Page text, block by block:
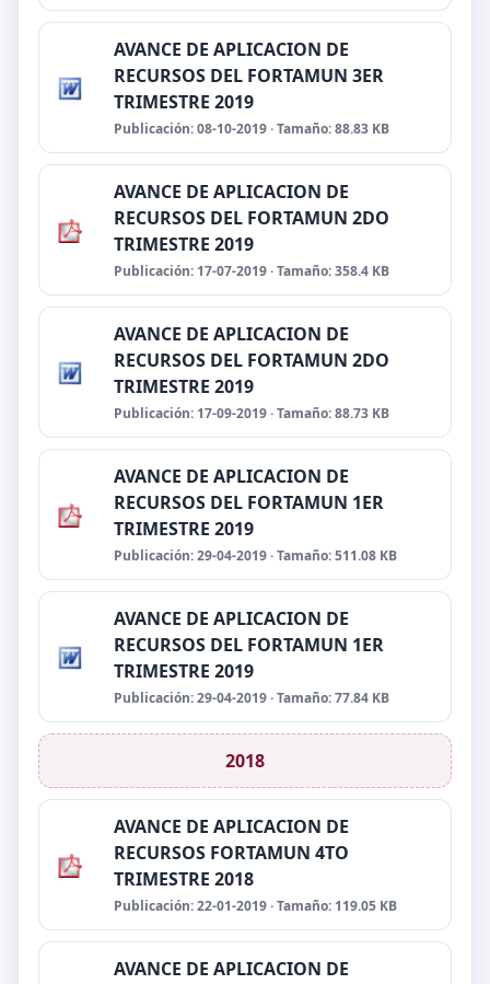
AVANCE DE APLICACION DE
RECURSOS DEL FORTAMUN 3ER
TRIMESTRE 2019
Publicación: 08-10-2019 · Tamaño: 88.83 KB
AVANCE DE APLICACION DE
RECURSOS DEL FORTAMUN 2DO
TRIMESTRE 2019
Publicación: 17-07-2019 · Tamaño: 358.4 KB
AVANCE DE APLICACION DE
RECURSOS DEL FORTAMUN 2DO
TRIMESTRE 2019
Publicación: 17-09-2019 · Tamaño: 88.73 KB
AVANCE DE APLICACION DE
RECURSOS DEL FORTAMUN 1ER
TRIMESTRE 2019
Publicación: 29-04-2019 · Tamaño: 511.08 KB
AVANCE DE APLICACION DE
RECURSOS DEL FORTAMUN 1ER
TRIMESTRE 2019
Publicación: 29-04-2019 · Tamaño: 77.84 KB
2018
AVANCE DE APLICACION DE
RECURSOS FORTAMUN 4TO
TRIMESTRE 2018
Publicación: 22-01-2019 · Tamaño: 119.05 KB
AVANCE DE APLICACION DE